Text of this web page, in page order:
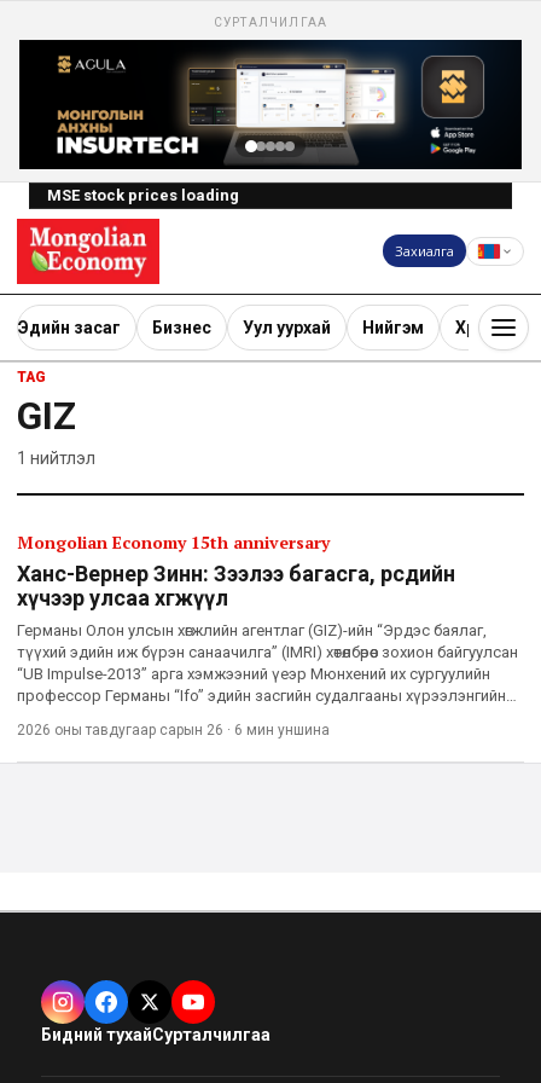
СУРТАЛЧИЛГАА
MSE stock prices loading
Захиалга
Эдийн засаг Бизнес Уул уурхай Нийгэм Хөрөнгө
TAG
GIZ
1 нийтлэл
Mongolian Economy 15th anniversary
Ханс-Вернер Зинн: Зээлээ багасга, өөрсдийн
хүчээр улсаа хөгжүүл
Германы Олон улсын хөгжлийн агентлаг (GIZ)-ийн “Эрдэс баялаг,
түүхий эдийн иж бүрэн санаачилга” (IMRI) хөтөлбөрөөс зохион байгуулсан
“UB Impulse-2013” арга хэмжээний үеэр Мюнхений их сургуулийн
профессор Германы “Ifo” эдийн засгийн судалгааны хүрээлэнгийн
2026 оны тавдугаар сарын 26 · 6 мин уншина
Бидний тухайСурталчилгаа